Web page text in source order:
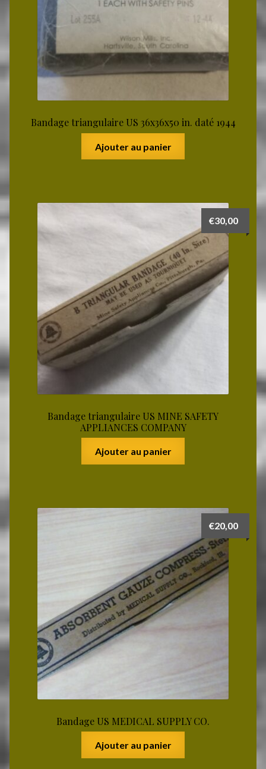
Bandage triangulaire US 36x36x50 in. daté 1944
Ajouter au panier
Bandage triangulaire US MINE SAFETY
APPLIANCES COMPANY
€30,00
Ajouter au panier
Bandage US MEDICAL SUPPLY CO.
€20,00
Ajouter au panier